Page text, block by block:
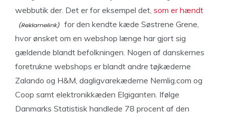
webbutik der. Det er for eksempel det, som er hændt
for den kendte kæde Søstrene Grene,
hvor ønsket om en webshop længe har gjort sig
gældende blandt befolkningen. Nogen af danskernes
foretrukne webshops er blandt andre tøjkæderne
Zalando og H&M, dagligvarekæderne Nemlig.com og
Coop samt elektronikkæden Elgiganten. Ifølge
Danmarks Statistisk handlede 78 procent af den